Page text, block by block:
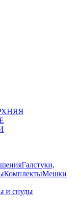
Галстуки,
КомплектыМешки
и снуды